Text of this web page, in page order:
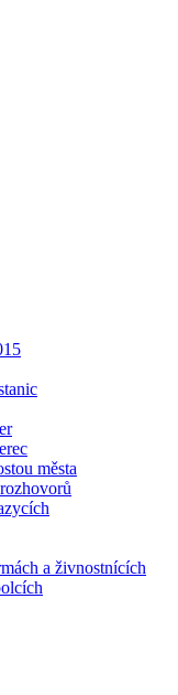
města
a živnostnících